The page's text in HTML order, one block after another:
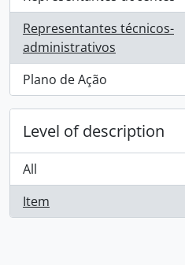
, 1 results
Representantes técnicos-
administrativos
, 1 results
Plano de Ação
, 1 results
Level of description
All
Item
, 1 results